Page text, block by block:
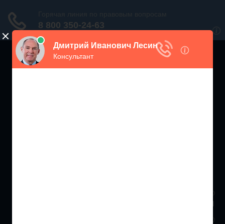
Москва и МО
+7 (499) 938-86-71
Санкт-Петербург и ЛО